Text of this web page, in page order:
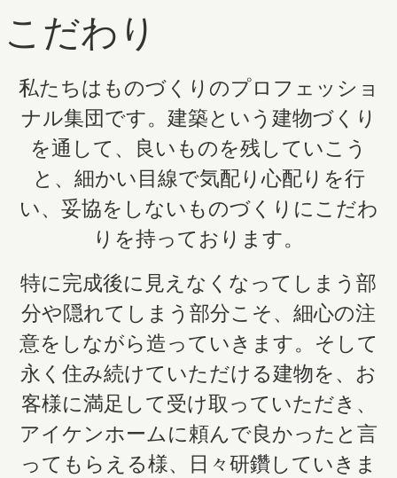
こだわり
私たちはものづくりのプロフェッショ
ナル集団です。建築という建物づくり
を通して、良いものを残していこう
と、細かい目線で気配り心配りを行
い、妥協をしないものづくりにこだわ
りを持っております。
特に完成後に見えなくなってしまう部
分や隠れてしまう部分こそ、細心の注
意をしながら造っていきます。そして
永く住み続けていただける建物を、お
客様に満足して受け取っていただき、
アイケンホームに頼んで良かったと言
ってもらえる様、日々研鑽していきま